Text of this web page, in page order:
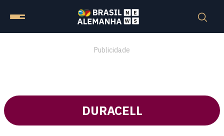
Publicidade
DURACELL